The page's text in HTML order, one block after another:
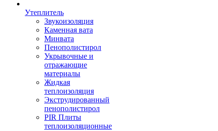
Утеплитель
Звукоизоляция
Каменная вата
Минвата
Пенополистирол
Укрывочные и
отражающие
материалы
Жидкая
теплоизоляция
Экструдированный
пенополистирол
PIR Плиты
теплоизоляционные